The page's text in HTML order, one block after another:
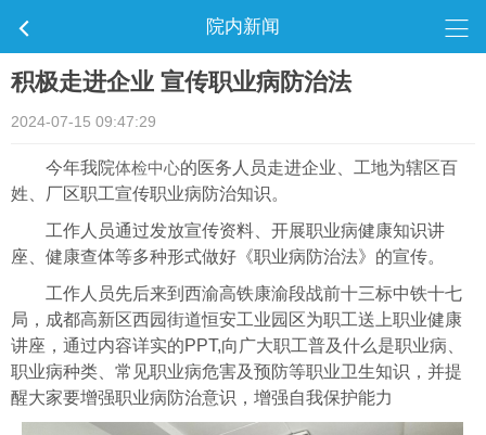
院内新闻
积极走进企业 宣传职业病防治法
2024-07-15 09:47:29
今年我院体检中心的医务人员走进企业、工地为辖区百
姓、厂区职工宣传职业病防治知识。
工作人员通过发放宣传资料、开展职业病健康知识讲
座、健康查体等多种形式做好《职业病防治法》的宣传。
工作人员先后来到西渝高铁康渝段战前十三标中铁十七
局，成都高新区西园街道恒安工业园区为职工送上职业健康
讲座，通过内容详实的PPT,向广大职工普及什么是职业病、
职业病种类、常见职业病危害及预防等职业卫生知识，并提
醒大家要增强职业病防治意识，增强自我保护能力